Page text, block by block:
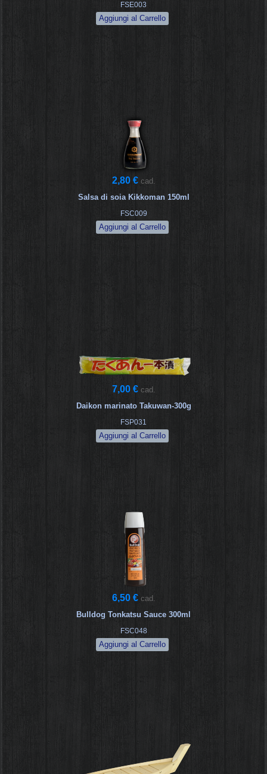
FSE003
2,80 € cad.
Salsa di soia Kikkoman 150ml
FSC009
7,00 € cad.
Daikon marinato Takuwan-300g
FSP031
6,50 € cad.
Bulldog Tonkatsu Sauce 300ml
FSC048